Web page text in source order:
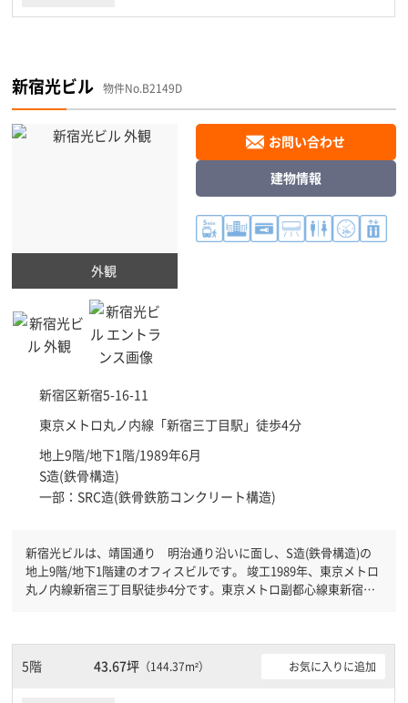
新宿光ビル 物件No.B2149D
外観
新宿区新宿5-16-11
東京メトロ丸ノ内線「新宿三丁目駅 」徒歩4分
地上9階/地下1階/1989年6月
S造(鉄骨構造)
一部：SRC造(鉄骨鉄筋コンクリート構造)
お問い合わせ
建物情報
新宿光ビルは、靖国通り 明治通り沿いに面し、S造(鉄骨構造)の
地上9階/地下1階建のオフィスビルです。 竣工1989年、東京メトロ
丸ノ内線新宿三丁目駅徒歩4分です。東京メトロ副都心線東新宿駅
ので、地震対策を検討されている方にオススメです。土日・祝日も
利用可能になりますので自由に出入りが出来ます。
5階 43.67坪 （144.37m²） お気に入りに追加